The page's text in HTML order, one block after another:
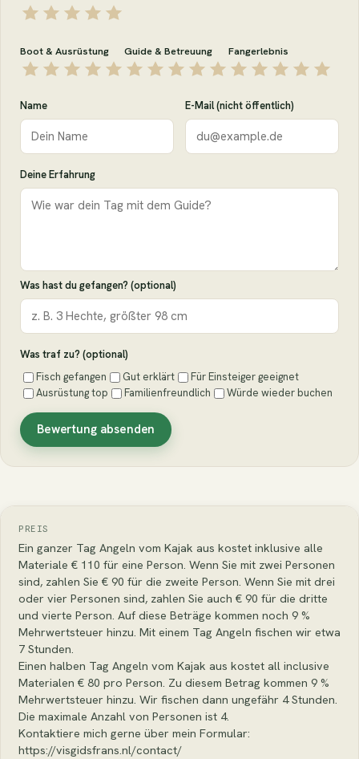
Boot & Ausrüstung Guide & Betreuung Fangerlebnis
Name E-Mail (nicht öffentlich)
Deine Erfahrung
Was hast du gefangen? (optional)
Was traf zu? (optional)
Fisch gefangen
Gut erklärt
Für Einsteiger geeignet
Ausrüstung top
Familienfreundlich Würde wieder buchen
Bewertung absenden
PREIS
Ein ganzer Tag Angeln vom Kajak aus kostet inklusive alle
Materiale € 110 für eine Person. Wenn Sie mit zwei Personen
sind, zahlen Sie € 90 für die zweite Person. Wenn Sie mit drei
oder vier Personen sind, zahlen Sie auch € 90 für die dritte
und vierte Person. Auf diese Beträge kommen noch 9 %
Mehrwertsteuer hinzu. Mit einem Tag Angeln fischen wir etwa
7 Stunden.
Einen halben Tag Angeln vom Kajak aus kostet all inclusive
Materialen € 80 pro Person. Zu diesem Betrag kommen 9 %
Mehrwertsteuer hinzu. Wir fischen dann ungefähr 4 Stunden.
Die maximale Anzahl von Personen ist 4.
Kontaktiere mich gerne über mein Formular:
https://visgidsfrans.nl/contact/